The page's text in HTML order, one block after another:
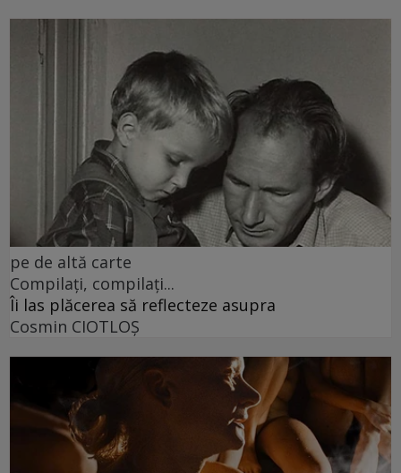
pe de altă carte
Compilați, compilați...
Îi las plăcerea să reflecteze asupra
Cosmin CIOTLOŞ